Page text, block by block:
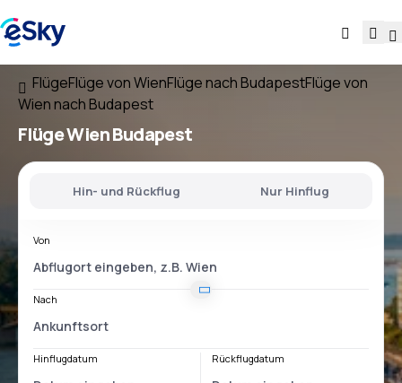
FlügeFlüge von WienFlüge nach BudapestFlüge von
Wien nach Budapest
FlügeWien Budapest
Hin- und Rückflug Nur Hinflug
Von
Nach
Hinflugdatum Rückflugdatum